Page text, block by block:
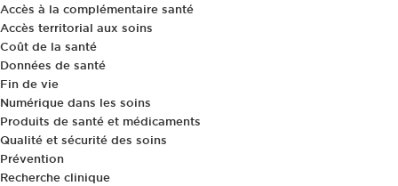
Accès à la complémentaire santé
Accès territorial aux soins
Coût de la santé
Données de santé
Fin de vie
Numérique dans les soins
Produits de santé et médicaments
Qualité et sécurité des soins
Prévention
Recherche clinique